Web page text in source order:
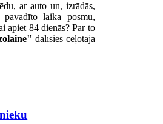
ar auto un, izrādās,
laika posmu,
apiet 84 dienās? Par to
dalīsies ceļotāja